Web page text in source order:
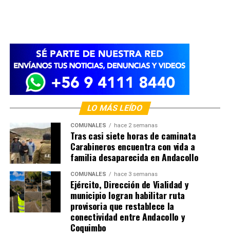
LO MÁS LEÍDO
COMUNALES hace 2 semanas
Tras casi siete horas de caminata
Carabineros encuentra con vida a
familia desaparecida en Andacollo
COMUNALES hace 3 semanas
Ejército, Dirección de Vialidad y
municipio logran habilitar ruta
provisoria que restablece la
conectividad entre Andacollo y
Coquimbo